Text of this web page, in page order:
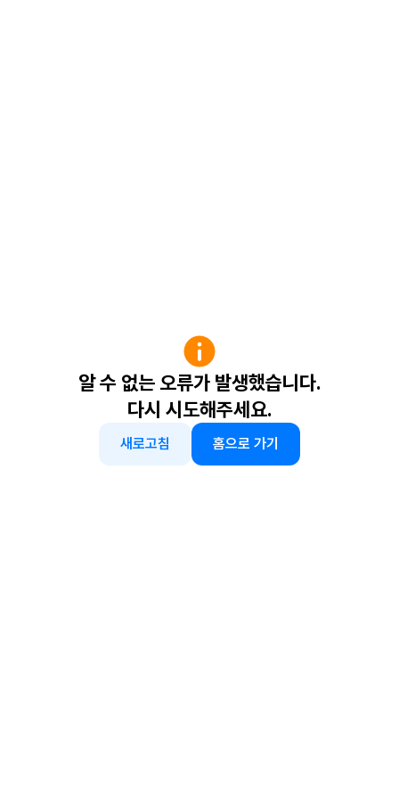
알 수 없는 오류가 발생했습니다.
다시 시도해주세요.
새로고침 홈으로 가기